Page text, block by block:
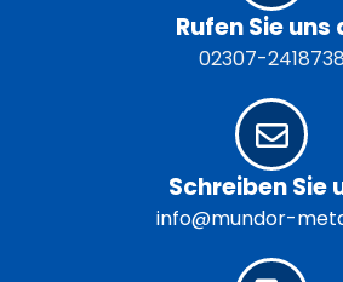
Rufen Sie uns
02307-
Schreiben Sie
info@mundor-